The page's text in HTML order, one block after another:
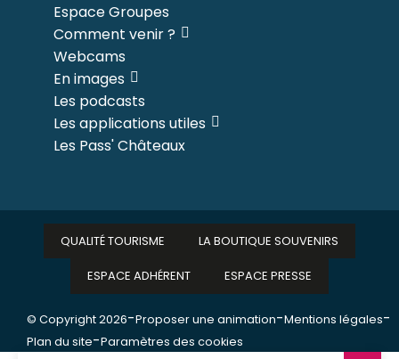
Espace Groupes
Comment venir ?
Webcams
En images
Les podcasts
Les applications utiles
Les Pass' Châteaux
© Copyright 2026-Proposer une animation-Mentions légales-
Plan du site-Paramètres des cookies
QUALITÉ TOURISME LA BOUTIQUE SOUVENIRS
ESPACE ADHÉRENT ESPACE PRESSE